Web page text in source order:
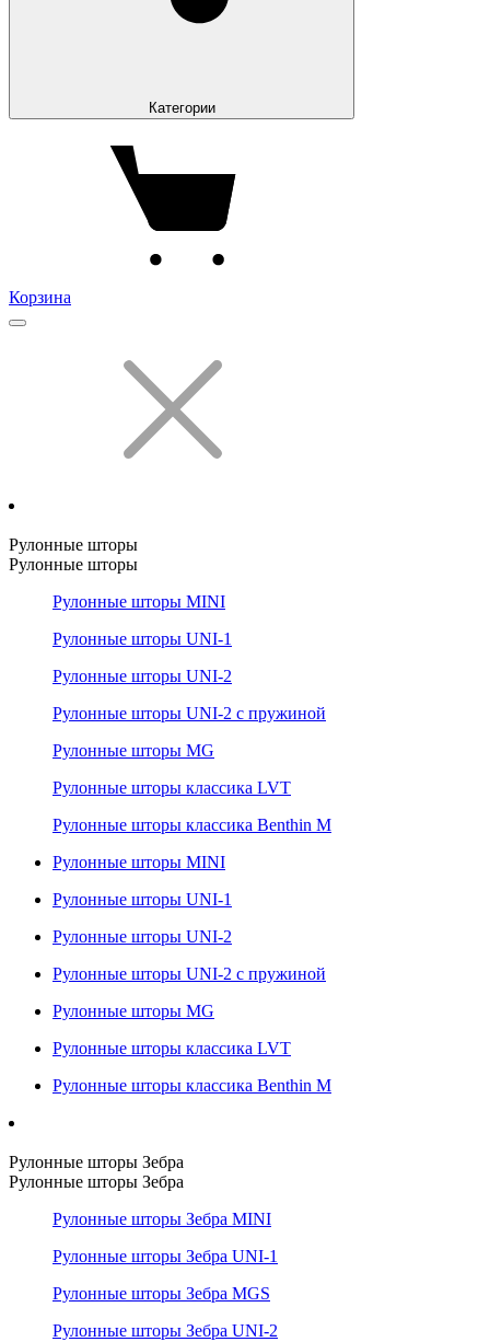
Категории
Корзина
Рулонные шторы
Рулонные шторы
Рулонные шторы MINI
Рулонные шторы UNI-1
Рулонные шторы UNI-2
Рулонные шторы UNI-2 с пружиной
Рулонные шторы MG
Рулонные шторы классика LVT
Рулонные шторы классика Benthin M
Рулонные шторы MINI
Рулонные шторы UNI-1
Рулонные шторы UNI-2
Рулонные шторы UNI-2 с пружиной
Рулонные шторы MG
Рулонные шторы классика LVT
Рулонные шторы классика Benthin M
Рулонные шторы Зебра
Рулонные шторы Зебра
Рулонные шторы Зебра MINI
Рулонные шторы Зебра UNI-1
Рулонные шторы Зебра MGS
Рулонные шторы Зебра UNI-2